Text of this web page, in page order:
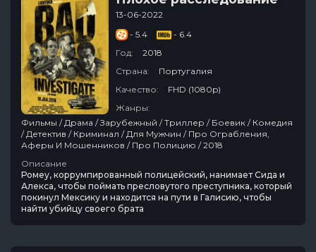
13-06-2022
- 5.4
- 6.4
Год:
2018
Страна:
Португалия
Качество:
FHD (1080p)
Жанры:
Фильмы / Драма / Зарубежный / Триллер / Боевик / Комедия
/ Детектив / Криминал / Для Мужчин / Про Ограбления,
Аферы И Мошенников / Про Полицию / 2018
Описание
Ромеу, коррумпированный полицейский, нанимает Сида и
Алекса, чтобы поймать пресловутого преступника, который
покинул Мексику и находится на пути в Галисию, чтобы
найти убийцу своего брата